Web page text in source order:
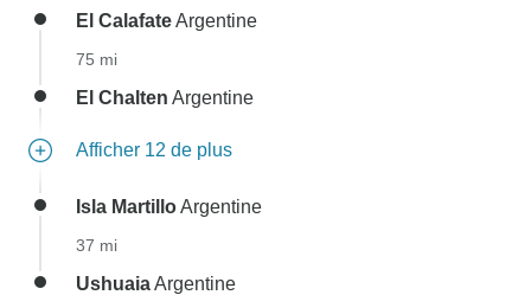
El CalafateArgentine
75 mi
El Chalten Argentine
Afficher 12 de plus
Isla MartilloArgentine
37 mi
UshuaiaArgentine